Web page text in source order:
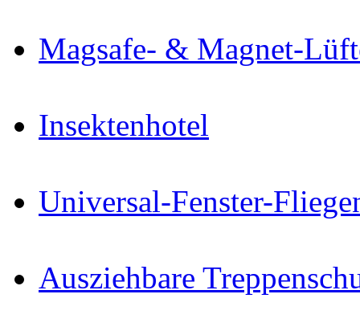
Magsafe- & Magnet-
Insektenhotel
Universal-Fenster-
Ausziehbare